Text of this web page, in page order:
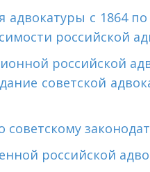
адвокатуры с 1864
российской
российской
советской
российской